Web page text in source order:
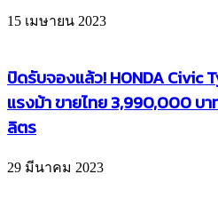
15 เมษายน 2023
ปิดรับจองแล้ว! HONDA Civic
แรงม้า ขายไทย 3,990,000 บ
ลิตร
29 มีนาคม 2023